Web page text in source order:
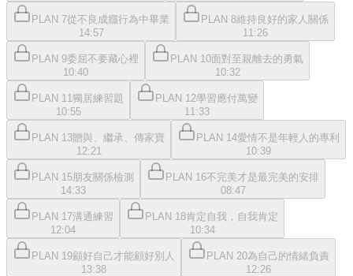
PLAN 7從不良成癮行為中畢業
14:57
PLAN 8維持良好的家人關係
11:26
PLAN 9委屈不要藏心裡
10:40
PLAN 10面對至親離去的勇氣
10:32
PLAN 11獨居練習題
10:55
PLAN 12學習應付萬變
11:33
PLAN 13贈與、繼承、傳家寶
12:21
PLAN 14愛情不是年輕人的專利
10:39
PLAN 15朋友關係檢測
14:33
PLAN 16不完美才是最完美的安排
08:47
PLAN 17溝通練習
12:04
PLAN 18肯定自我，自我肯定
10:34
PLAN 19顧好自己才能顧好別人
13:38
PLAN 20為自己的情緒負責
12:26